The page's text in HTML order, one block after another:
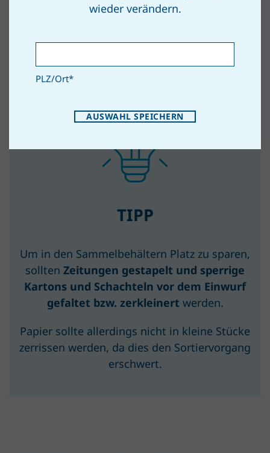
TIPP
Um in den Sammelbehältern Platz zu sparen,
sollten Zeitungen gestapelt und sperrige
Kartons und Schachteln vor dem Einwurf
gefaltet bzw. zerkleinert werden.
Papier sollte allerdings nicht in kleine Stücke
zerrissen werden, da dies den Sortiervorgang
erschwert.
wieder verändern.
PLZ/Ort*
AUSWAHL SPEICHERN